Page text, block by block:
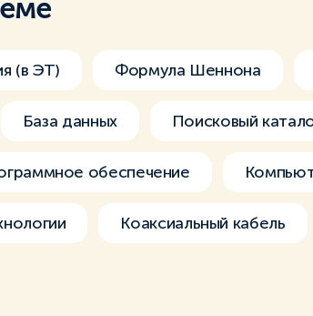
(в ЭТ) Формула Шеннона
База данных Поисковый
обеспечение
Коаксиальный кабель